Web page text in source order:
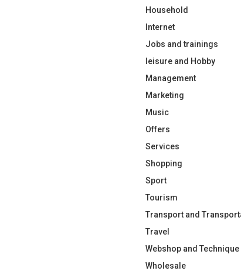
Household
Internet
Jobs and trainings
leisure and Hobby
Management
Marketing
Music
Offers
Services
Shopping
Sport
Tourism
Transport and
Travel
Webshop and Technique
Wholesale